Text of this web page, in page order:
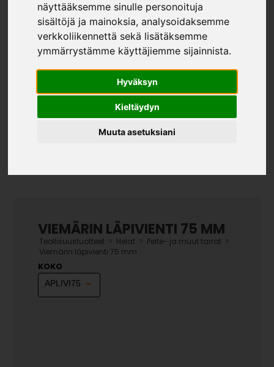
näyttääksemme sinulle personoituja
sisältöjä ja mainoksia, analysoidaksemme
verkkoliikennettä sekä lisätäksemme
ymmärrystämme käyttäjiemme sijainnista.
Hyväksyn
Kieltäydyn
Muuta asetuksiani
VIEMÄRIN LÄPIVIENTI 75 MM
Teollisuustuotteet Helat Peite- ja muut tarrat
Viemärin läpivienti 75 mm
KOKO